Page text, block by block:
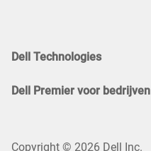
Dell Technologies
Dell Premier voor bedrijven
Copyright © 2026 Dell Inc.